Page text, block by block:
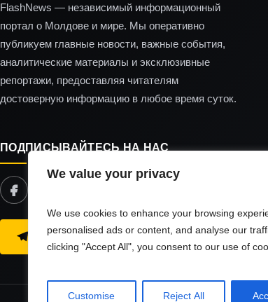
We value your privacy
We use cookies to enhance your browsing
personalised ads or content, and analyse our
clicking "Accept All", you consent to our use of
Customise Reject All
FlashNews — независимый информационный
портал о Молдове и мире. Мы оперативно
публикуем главные новости, важные события,
аналитические материалы и эксклюзивные
репортажи, предоставляя читателям
достоверную информацию в любое время суток.
ПОДПИСЫВАЙТЕСЬ НА НАС
ЧИТАЙТЕ НАС В TELEGRAM